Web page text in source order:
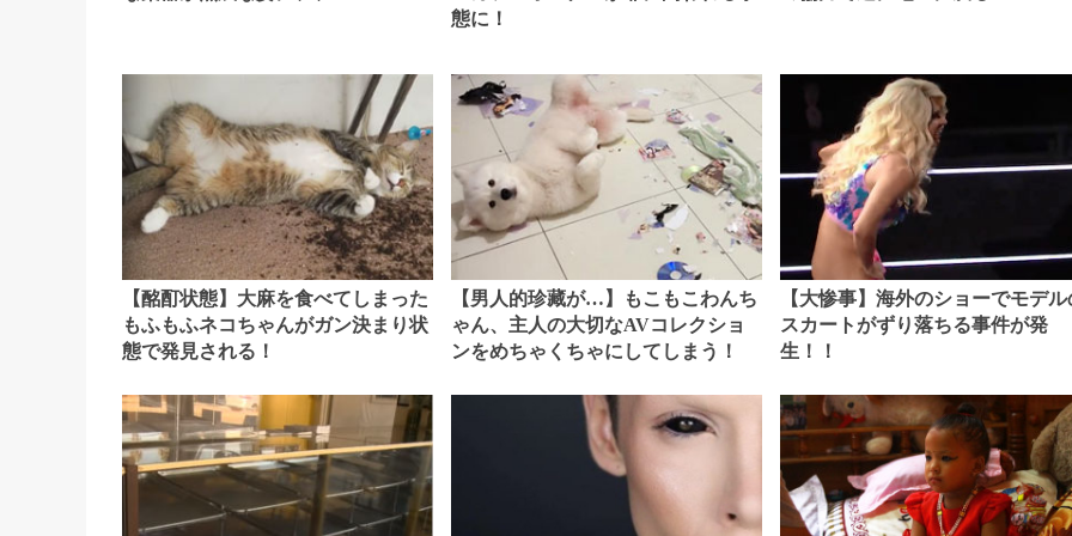
態に！
【酩酊状態】大麻を食べてしまった
もふもふネコちゃんがガン決まり状
態で発見される！
【男人的珍藏が…】もこもこわんち
ゃん、主人の大切なAVコレクショ
ンをめちゃくちゃにしてしまう！
【大惨事】海外のショーでモデル
スカートがずり落ちる事件が発
生！！